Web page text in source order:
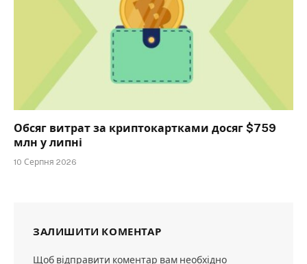
Обсяг витрат за криптокартками досяг $759
млн у липні
10 Серпня 2026
ЗАЛИШИТИ КОМЕНТАР
Щоб відправити коментар вам необхідно